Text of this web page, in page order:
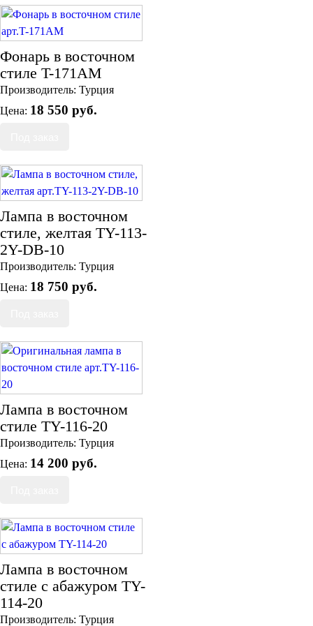
Фонарь в восточном
стиле T-171AM
Производитель: Турция
Цена: 18 550 руб.
Лампа в восточном
стиле, желтая TY-113-
2Y-DB-10
Производитель: Турция
Цена: 18 750 руб.
Лампа в восточном
стиле TY-116-20
Производитель: Турция
Цена: 14 200 руб.
Лампа в восточном
стиле с абажуром TY-
114-20
Производитель: Турция